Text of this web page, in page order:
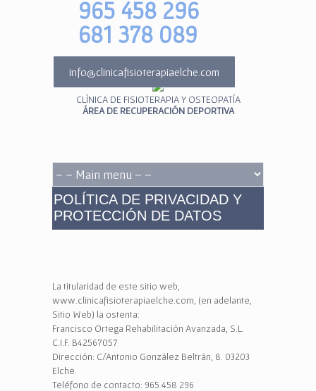
965 458 296
681 378 089
info@clinicafisioterapiaelche.com
CLÍNICA DE FISIOTERAPIA Y OSTEOPATÍA
ÁREA DE RECUPERACIÓN DEPORTIVA
POLÍTICA DE PRIVACIDAD Y
PROTECCIÓN DE DATOS
La titularidad de este sitio web,
www.clinicafisioterapiaelche.com, (en adelante,
Sitio Web) la ostenta:
Francisco Ortega Rehabilitación Avanzada, S.L.
C.I.F. B42567057
Dirección: C/Antonio González Beltrán, 8. 03203
Elche.
Teléfono de contacto: 965 458 296